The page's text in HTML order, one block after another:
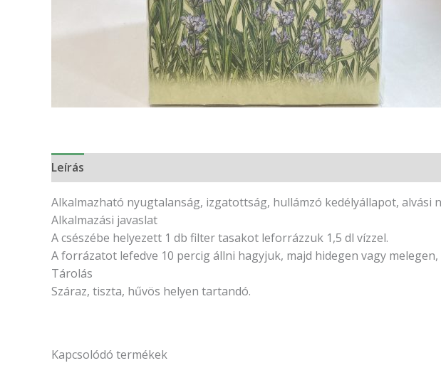
Leírás
Alkalmazható nyugtalanság, izgatottság, hullámzó kedélyállapot, alvási
Alkalmazási javaslat
A csészébe helyezett 1 db filter tasakot leforrázzuk 1,5 dl vízzel.
A forrázatot lefedve 10 percig állni hagyjuk, majd hidegen vagy
Tárolás
Száraz, tiszta, hűvös helyen tartandó.
Kapcsolódó termékek